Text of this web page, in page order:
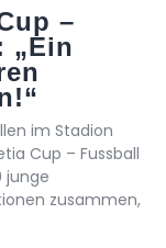
–
„Ein
im Stadion
Cup – Fussball
junge
zusammen,